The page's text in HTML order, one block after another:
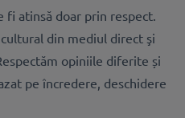
fi atinsă doar prin respect.
din mediul direct şi
opiniile diferite și
pe încredere, deschidere